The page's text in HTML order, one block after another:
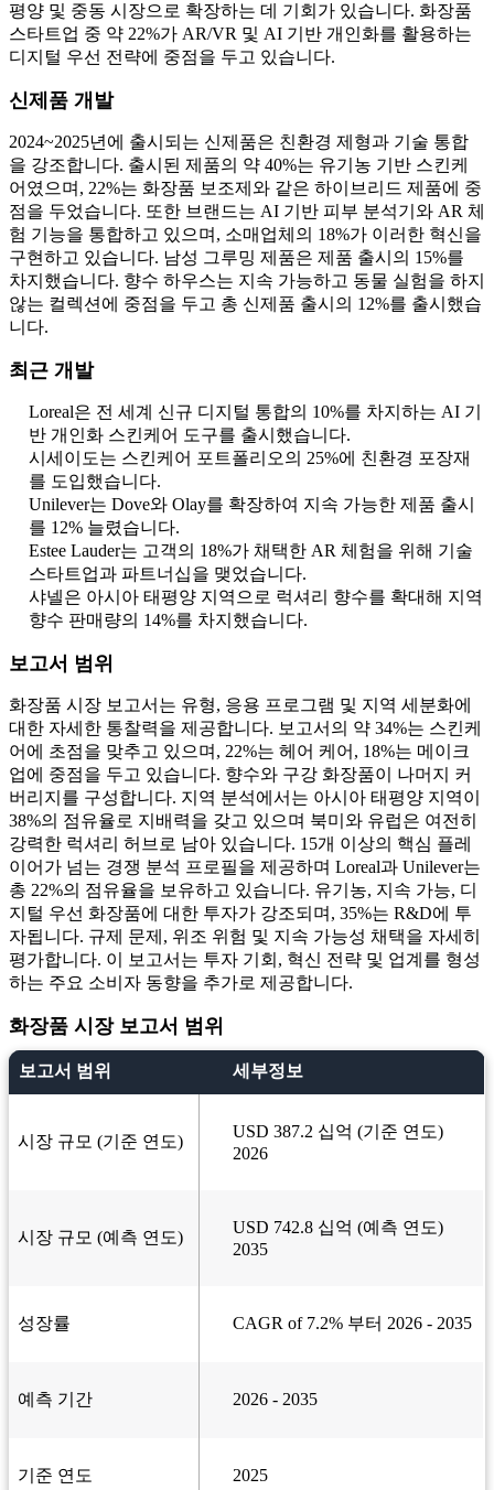
평양 및 중동 시장으로 확장하는 데 기회가 있습니다. 화장품
스타트업 중 약 22%가 AR/VR 및 AI 기반 개인화를 활용하는
디지털 우선 전략에 중점을 두고 있습니다.
신제품 개발
2024~2025년에 출시되는 신제품은 친환경 제형과 기술 통합
을 강조합니다. 출시된 제품의 약 40%는 유기농 기반 스킨케
어였으며, 22%는 화장품 보조제와 같은 하이브리드 제품에 중
점을 두었습니다. 또한 브랜드는 AI 기반 피부 분석기와 AR 체
험 기능을 통합하고 있으며, 소매업체의 18%가 이러한 혁신을
구현하고 있습니다. 남성 그루밍 제품은 제품 출시의 15%를
차지했습니다. 향수 하우스는 지속 가능하고 동물 실험을 하지
않는 컬렉션에 중점을 두고 총 신제품 출시의 12%를 출시했습
니다.
최근 개발
Loreal은 전 세계 신규 디지털 통합의 10%를 차지하는 AI 기
반 개인화 스킨케어 도구를 출시했습니다.
시세이도는 스킨케어 포트폴리오의 25%에 친환경 포장재
를 도입했습니다.
Unilever는 Dove와 Olay를 확장하여 지속 가능한 제품 출시
를 12% 늘렸습니다.
Estee Lauder는 고객의 18%가 채택한 AR 체험을 위해 기술
스타트업과 파트너십을 맺었습니다.
샤넬은 아시아 태평양 지역으로 럭셔리 향수를 확대해 지역
향수 판매량의 14%를 차지했습니다.
보고서 범위
화장품 시장 보고서는 유형, 응용 프로그램 및 지역 세분화에
대한 자세한 통찰력을 제공합니다. 보고서의 약 34%는 스킨케
어에 초점을 맞추고 있으며, 22%는 헤어 케어, 18%는 메이크
업에 중점을 두고 있습니다. 향수와 구강 화장품이 나머지 커
버리지를 구성합니다. 지역 분석에서는 아시아 태평양 지역이
38%의 점유율로 지배력을 갖고 있으며 북미와 유럽은 여전히 ​​
강력한 럭셔리 허브로 남아 있습니다. 15개 이상의 핵심 플레
이어가 넘는 경쟁 분석 프로필을 제공하며 Loreal과 Unilever는
총 22%의 점유율을 보유하고 있습니다. 유기농, 지속 가능, 디
지털 우선 화장품에 대한 투자가 강조되며, 35%는 R&D에 투
자됩니다. 규제 문제, 위조 위험 및 지속 가능성 채택을 자세히
평가합니다. 이 보고서는 투자 기회, 혁신 전략 및 업계를 형성
하는 주요 소비자 동향을 추가로 제공합니다.
화장품 시장 보고서 범위
보고서 범위 세부정보
시장 규모 (기준 연도)
USD 387.2 십억 (기준 연도)
2026
시장 규모 (예측 연도)
USD 742.8 십억 (예측 연도)
2035
성장률 CAGR of 7.2% 부터 2026 - 2035
예측 기간 2026 - 2035
기준 연도 2025